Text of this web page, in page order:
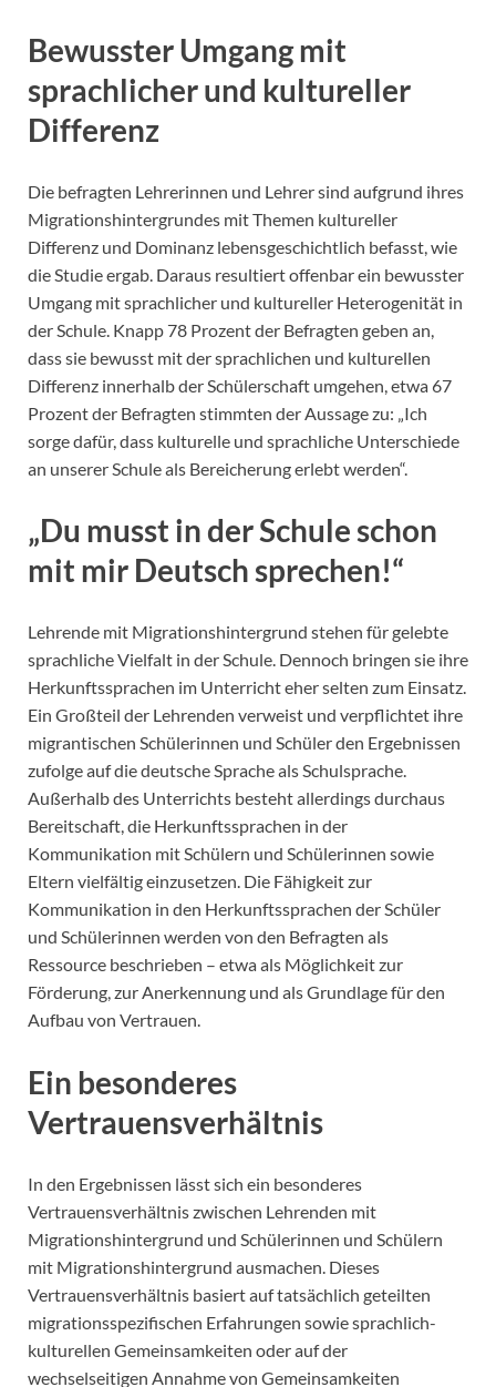
Bewusster Umgang mit
sprachlicher und kultureller
Differenz
Die befragten Lehrerinnen und Lehrer sind aufgrund ihres
Migrationshintergrundes mit Themen kultureller
Differenz und Dominanz lebensgeschichtlich befasst, wie
die Studie ergab. Daraus resultiert offenbar ein bewusster
Umgang mit sprachlicher und kultureller Heterogenität in
der Schule. Knapp 78 Prozent der Befragten geben an,
dass sie bewusst mit der sprachlichen und kulturellen
Differenz innerhalb der Schülerschaft umgehen, etwa 67
Prozent der Befragten stimmten der Aussage zu: „Ich
sorge dafür, dass kulturelle und sprachliche Unterschiede
an unserer Schule als Bereicherung erlebt werden“.
„Du musst in der Schule schon
mit mir Deutsch sprechen!“
Lehrende mit Migrationshintergrund stehen für gelebte
sprachliche Vielfalt in der Schule. Dennoch bringen sie ihre
Herkunftssprachen im Unterricht eher selten zum Einsatz.
Ein Großteil der Lehrenden verweist und verpflichtet ihre
migrantischen Schülerinnen und Schüler den Ergebnissen
zufolge auf die deutsche Sprache als Schulsprache.
Außerhalb des Unterrichts besteht allerdings durchaus
Bereitschaft, die Herkunftssprachen in der
Kommunikation mit Schülern und Schülerinnen sowie
Eltern vielfältig einzusetzen. Die Fähigkeit zur
Kommunikation in den Herkunftssprachen der Schüler
und Schülerinnen werden von den Befragten als
Ressource beschrieben – etwa als Möglichkeit zur
Förderung, zur Anerkennung und als Grundlage für den
Aufbau von Vertrauen.
Ein besonderes
Vertrauensverhältnis
In den Ergebnissen lässt sich ein besonderes
Vertrauensverhältnis zwischen Lehrenden mit
Migrationshintergrund und Schülerinnen und Schülern
mit Migrationshintergrund ausmachen. Dieses
Vertrauensverhältnis basiert auf tatsächlich geteilten
migrationsspezifischen Erfahrungen sowie sprachlich-
kulturellen Gemeinsamkeiten oder auf der
wechselseitigen Annahme von Gemeinsamkeiten